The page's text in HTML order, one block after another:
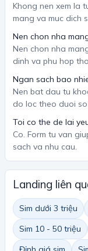
Khong nen xem la
mang va muc dich
Nen chon nha
Nen chon nha
dinh va phu hop
Ngan sach bao
Nen bat dau tu
do loc theo duoi
Toi co the de lai
Co. Form tu van
sach va nhu cau.
Landing liên
Sim dưới 3 triệu
Sim 10 - 50 triệu